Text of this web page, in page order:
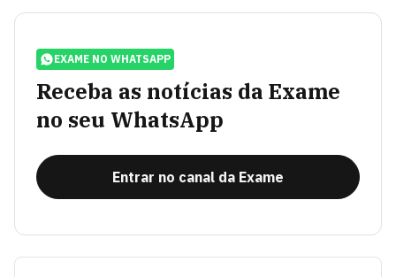
EXAME NO WHATSAPP
Receba as notícias da Exame
no seu WhatsApp
Entrar no canal da Exame